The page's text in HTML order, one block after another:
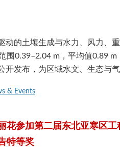
动的土壤生成与水力、风力、
0.39–2.04 m，平均值0.89 m
发布，为区域水文、生态与
& Events
花参加第二届东北亚寒区
特等奖